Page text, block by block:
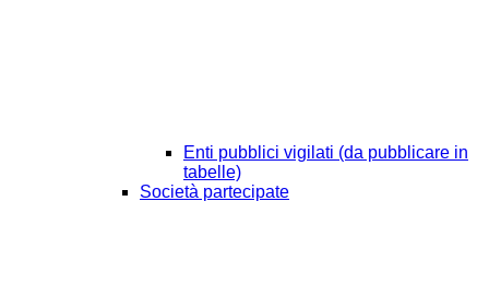
Enti pubblici vigilati (da pubblicare in
tabelle)
Società partecipate